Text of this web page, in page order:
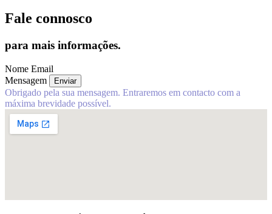
Fale connosco
para mais informações.
Nome Email
Mensagem
Enviar
Obrigado pela sua mensagem. Entraremos em contacto com a
máxima brevidade possível.